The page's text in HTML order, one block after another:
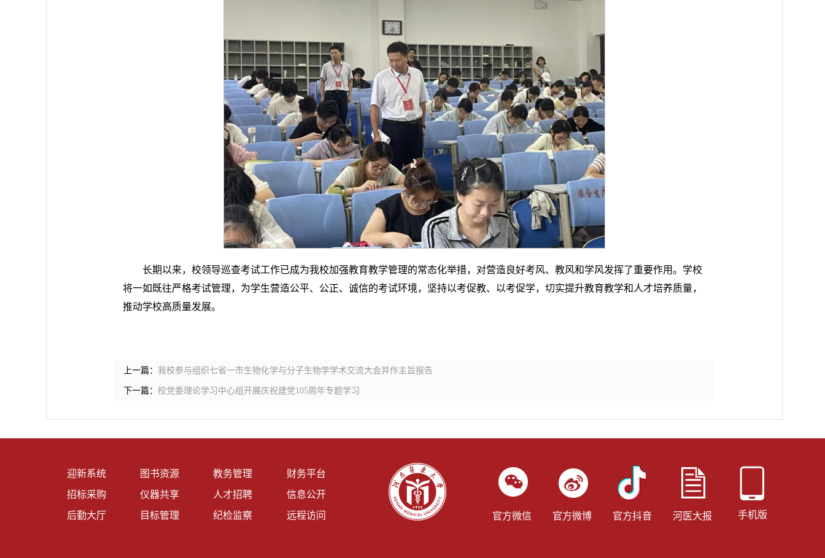
长期以来，校领导巡查考试工作已成为我校加强教育教学管理的常态化举措，对营造良好考风、教风和学风发挥了重要作用。学校
将一如既往严格考试管理，为学生营造公平、公正、诚信的考试环境，坚持以考促教、以考促学，切实提升教育教学和人才培养质量，
推动学校高质量发展。
上一篇： 我校参与组织七省一市生物化学与分子生物学学术交流大会并作主旨报告
下一篇： 校党委理论学习中心组开展庆祝建党105周年专题学习
迎新系统 图书资源 教务管理
财务平台
招标采购
仪器共享 人才招聘
信息公开
后勤大厅
目标管理 纪检监察 远程访问 官方微信 官方微博 官方抖音 河医大报 手机版